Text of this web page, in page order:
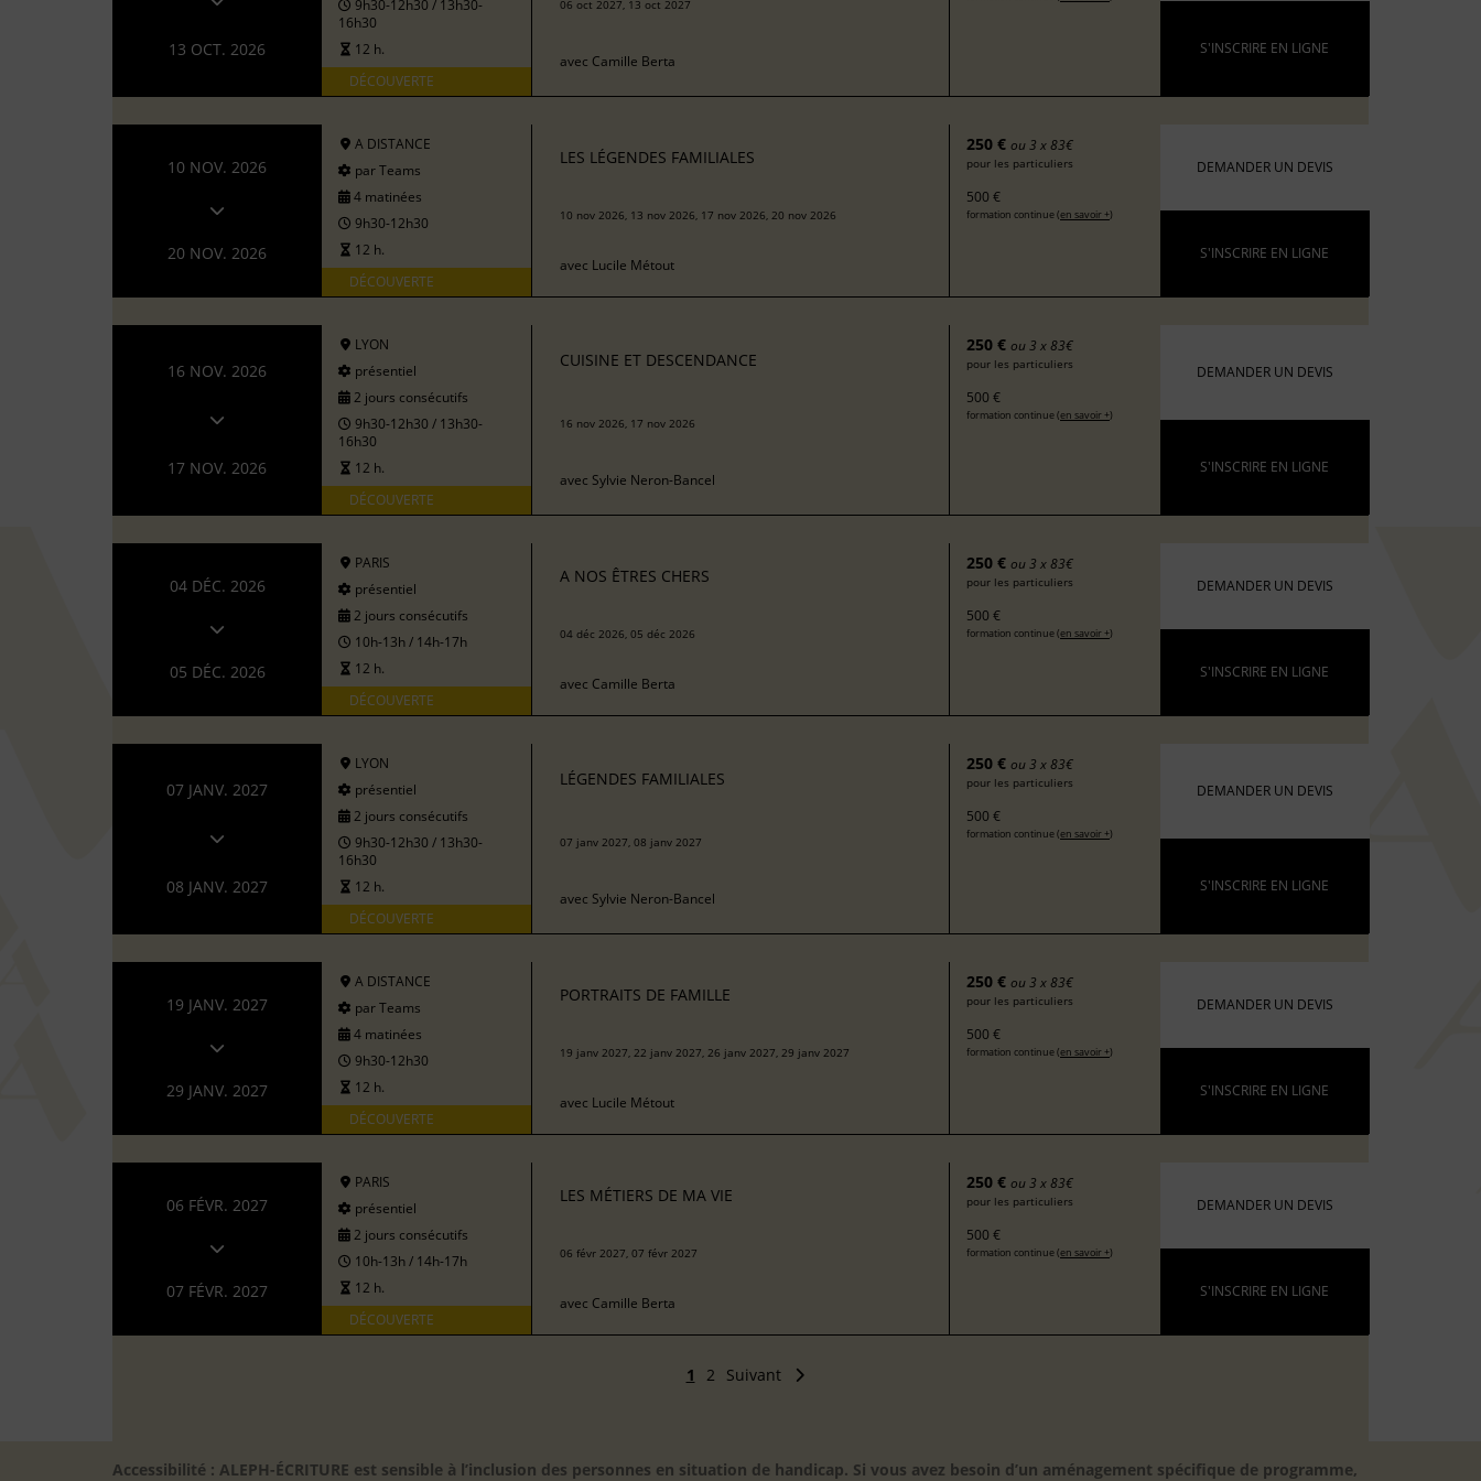
13 OCT. 2026
9h30-12h30 / 13h30-
16h30
12 h.
DÉCOUVERTE
06 oct 2027, 13 oct 2027
avec Camille Berta
S'INSCRIRE EN LIGNE
10 NOV. 2026
20 NOV. 2026
A DISTANCE
par Teams
4 matinées
9h30-12h30
12 h.
DÉCOUVERTE
LES LÉGENDES FAMILIALES
10 nov 2026, 13 nov 2026, 17 nov 2026, 20 nov 2026
avec Lucile Métout
250 € ou 3 x 83€
pour les particuliers
500 €
formation continue (en savoir +)
DEMANDER UN DEVIS
S'INSCRIRE EN LIGNE
16 NOV. 2026
17 NOV. 2026
LYON
présentiel
2 jours consécutifs
9h30-12h30 / 13h30-
16h30
12 h.
DÉCOUVERTE
CUISINE ET DESCENDANCE
16 nov 2026, 17 nov 2026
avec Sylvie Neron-Bancel
250 € ou 3 x 83€
pour les particuliers
500 €
formation continue (en savoir +)
DEMANDER UN DEVIS
S'INSCRIRE EN LIGNE
04 DÉC. 2026
05 DÉC. 2026
PARIS
présentiel
2 jours consécutifs
10h-13h / 14h-17h
12 h.
DÉCOUVERTE
A NOS ÊTRES CHERS
04 déc 2026, 05 déc 2026
avec Camille Berta
250 € ou 3 x 83€
pour les particuliers
500 €
formation continue (en savoir +)
DEMANDER UN DEVIS
S'INSCRIRE EN LIGNE
07 JANV. 2027
08 JANV. 2027
LYON
présentiel
2 jours consécutifs
9h30-12h30 / 13h30-
16h30
12 h.
DÉCOUVERTE
LÉGENDES FAMILIALES
07 janv 2027, 08 janv 2027
avec Sylvie Neron-Bancel
250 € ou 3 x 83€
pour les particuliers
500 €
formation continue (en savoir +)
DEMANDER UN DEVIS
S'INSCRIRE EN LIGNE
19 JANV. 2027
29 JANV. 2027
A DISTANCE
par Teams
4 matinées
9h30-12h30
12 h.
DÉCOUVERTE
PORTRAITS DE FAMILLE
19 janv 2027, 22 janv 2027, 26 janv 2027, 29 janv 2027
avec Lucile Métout
250 € ou 3 x 83€
pour les particuliers
500 €
formation continue (en savoir +)
DEMANDER UN DEVIS
S'INSCRIRE EN LIGNE
06 FÉVR. 2027
07 FÉVR. 2027
PARIS
présentiel
2 jours consécutifs
10h-13h / 14h-17h
12 h.
DÉCOUVERTE
LES MÉTIERS DE MA VIE
06 févr 2027, 07 févr 2027
avec Camille Berta
250 € ou 3 x 83€
pour les particuliers
500 €
formation continue (en savoir +)
DEMANDER UN DEVIS
S'INSCRIRE EN LIGNE
1 2 Suivant
Accessibilité : ALEPH-ÉCRITURE est sensible à l’inclusion des personnes en situation de handicap. Si vous avez besoin d’un aménagement spécifique de programme,